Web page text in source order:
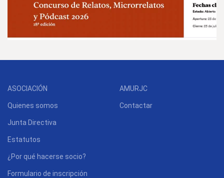
FUNDACION LA CAIXA -
ASOCIACIÓN
Quienes somos
Junta Directiva
Estatutos
¿Por qué hacerse socio?
Formulario de inscripción
AMURJC
Contactar